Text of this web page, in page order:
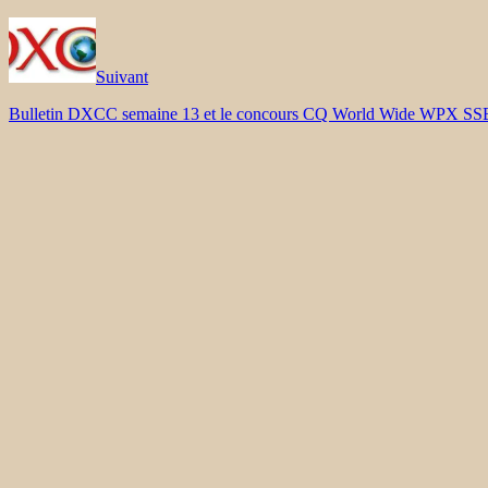
Suivant
Bulletin DXCC semaine 13 et le concours CQ World Wide WPX